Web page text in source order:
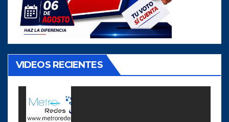
VIDEOS RECIENTES